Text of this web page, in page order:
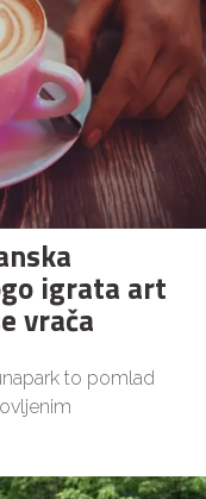
igrata art
vrača
to pomlad